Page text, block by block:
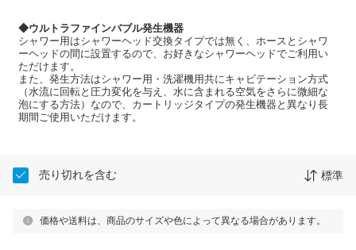
◆ウルトラファインバブル発生機器
シャワー用はシャワーヘッド交換タイプでは無く、ホースとシャワ
ーヘッドの間に設置するので、お好きなシャワーヘッドでご利用い
ただけます。
また、発生方法はシャワー用・洗濯機用共にキャビテーション方式
（水流に回転と圧力変化を与え、水に含まれる空気をさらに微細な
泡にする方法）なので、カートリッジタイプの発生機器と異なり長
期間ご使用いただけます。
売り切れを含む 標準
価格や送料は、商品のサイズや色によって異なる場合があります。